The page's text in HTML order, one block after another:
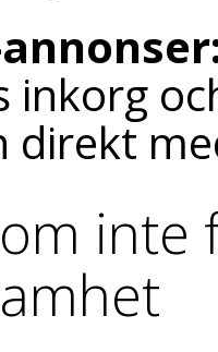
inkorg
direkt
inte